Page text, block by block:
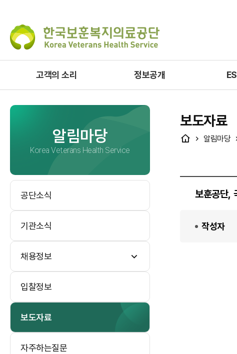
고객의 소리 정보공개
알림마당
Korea Veterans Health Service
공단소식
기관소식
채용정보
입찰정보
보도자료
자주하는질문
HOME알림마당
보도자료
보훈공단,
작성자